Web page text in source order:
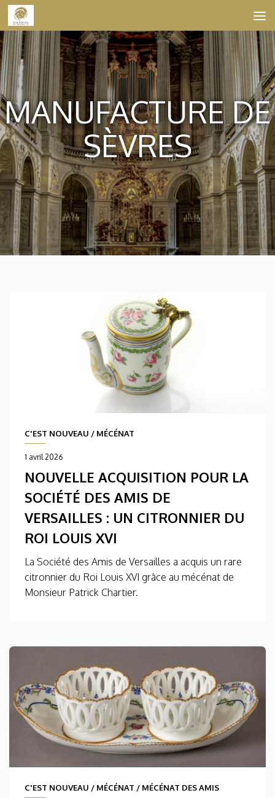
Skip to content
MANUFACTURE DE
SÈVRES
C'EST NOUVEAU / MÉCÉNAT
1 avril 2026
NOUVELLE ACQUISITION POUR LA
SOCIÉTÉ DES AMIS DE
VERSAILLES : UN CITRONNIER DU
ROI LOUIS XVI
La Société des Amis de Versailles a acquis un rare
citronnier du Roi Louis XVI grâce au mécénat de
Monsieur Patrick Chartier.
C'EST NOUVEAU / MÉCÉNAT / MÉCÉNAT DES AMIS